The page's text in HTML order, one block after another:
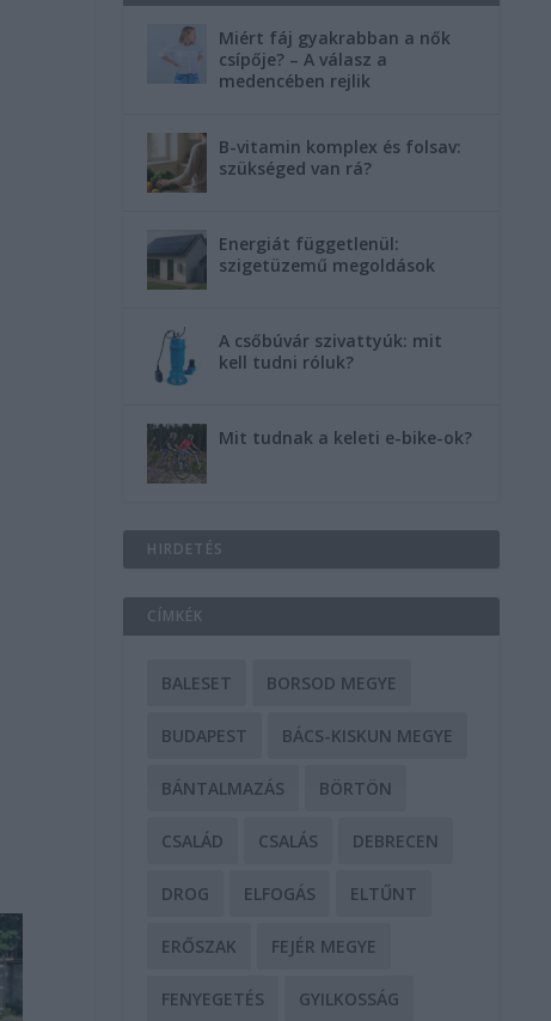
Miért fáj gyakrabban a nők
csípője? – A válasz a
medencében rejlik
B-vitamin komplex és folsav:
szükséged van rá?
Energiát függetlenül:
szigetüzemű megoldások
A csőbúvár szivattyúk: mit
kell tudni róluk?
Mit tudnak a keleti e-bike-ok?
HIRDETÉS
CÍMKÉK
BALESET BORSOD MEGYE
BUDAPEST BÁCS-KISKUN MEGYE
BÁNTALMAZÁS BÖRTÖN
CSALÁD CSALÁS DEBRECEN
DROG ELFOGÁS ELTŰNT
ERŐSZAK FEJÉR MEGYE
FENYEGETÉS GYILKOSSÁG